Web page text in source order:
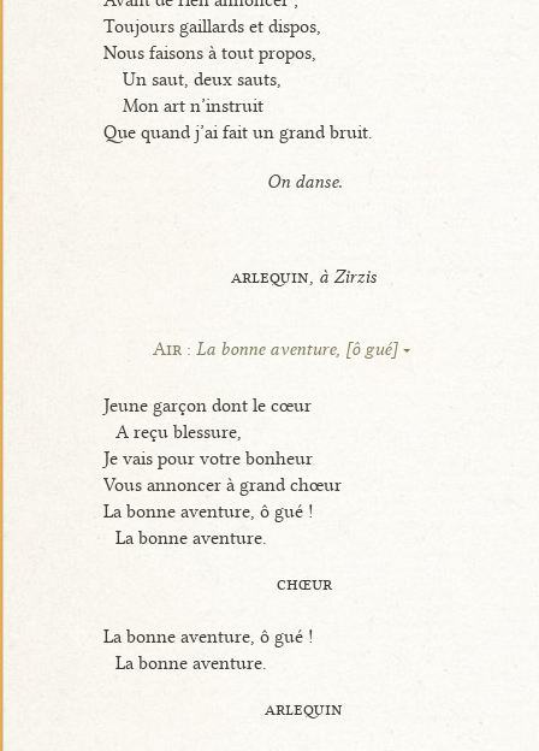
Toujours gaillards et dispos,
Nous faisons à tout propos,
Un saut, deux sauts,
Mon art n’instruit
Que quand j’ai fait un grand bruit.
On danse.
arlequin, à Zirzis
Air : La bonne aventure, [ô gué]
Jeune garçon dont le cœur
A reçu blessure,
Je vais pour votre bonheur
Vous annoncer à grand chœur
La bonne aventure, ô gué !
La bonne aventure.
chœur
La bonne aventure, ô gué !
La bonne aventure.
arlequin